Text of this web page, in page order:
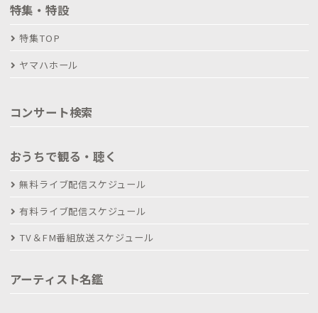
特集・特設
特集TOP
ヤマハホール
コンサート検索
おうちで観る・聴く
無料ライブ配信スケジュール
有料ライブ配信スケジュール
TV＆FM番組放送スケジュール
アーティスト名鑑